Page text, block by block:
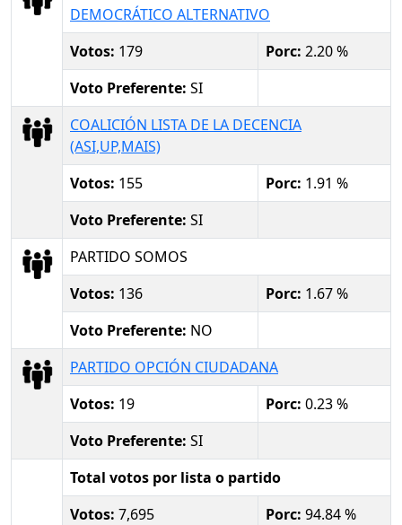
DEMOCRÁTICO ALTERNATIVO
Votos: 179 Porc: 2.20 %
Voto Preferente: SI
COALICIÓN LISTA DE LA DECENCIA
(ASI,UP,MAIS)
Votos: 155 Porc: 1.91 %
Voto Preferente: SI
PARTIDO SOMOS
Votos: 136 Porc: 1.67 %
Voto Preferente: NO
PARTIDO OPCIÓN CIUDADANA
Votos: 19 Porc: 0.23 %
Voto Preferente: SI
Total votos por lista o partido
Votos: 7,695 Porc: 94.84 %